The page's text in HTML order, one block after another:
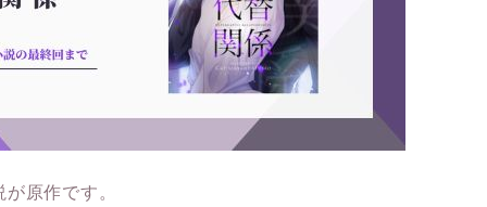
原作です。